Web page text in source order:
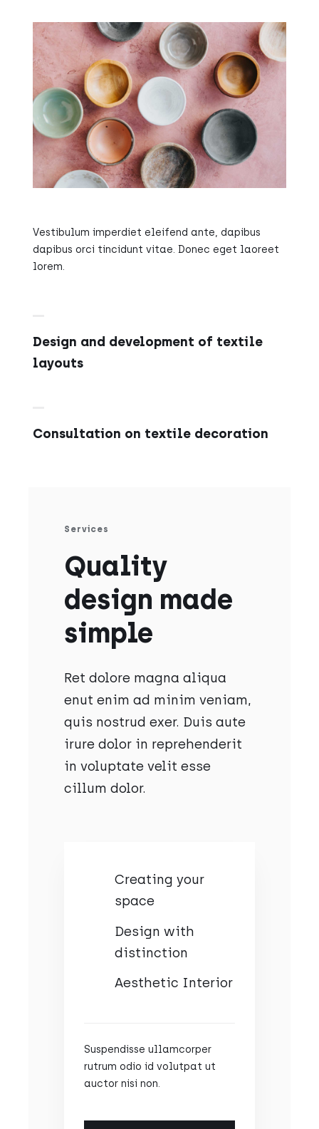
Vestibulum imperdiet eleifend ante, dapibus
dapibus orci tincidunt vitae. Donec eget laoreet
lorem.
Design and development of textile
layouts
Consultation on textile decoration
Services
Quality
design made
simple
Ret dolore magna aliqua
enut enim ad minim veniam,
quis nostrud exer. Duis aute
irure dolor in reprehenderit
in voluptate velit esse
cillum dolor.
Creating your
space
Design with
distinction
Aesthetic Interior
Suspendisse ullamcorper
rutrum odio id volutpat ut
auctor nisi non.